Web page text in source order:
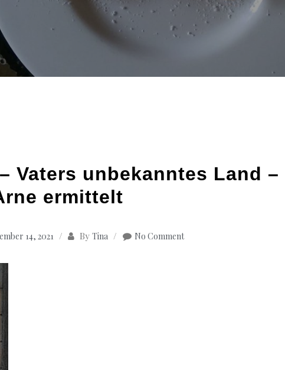
Vaters unbekanntes Land –
ermittelt
14, 2021 By Tina No Comment